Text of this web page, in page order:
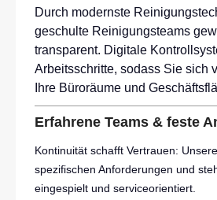
Durch modernste
geschulte Reinigungsteams
transparent. Digitale
Arbeitsschritte, sodass Sie sich
Ihre Büroräume und
Erfahrene Teams & feste
Kontinuität schafft Vertrauen:
spezifischen Anforderungen und
eingespielt und serviceorientiert.